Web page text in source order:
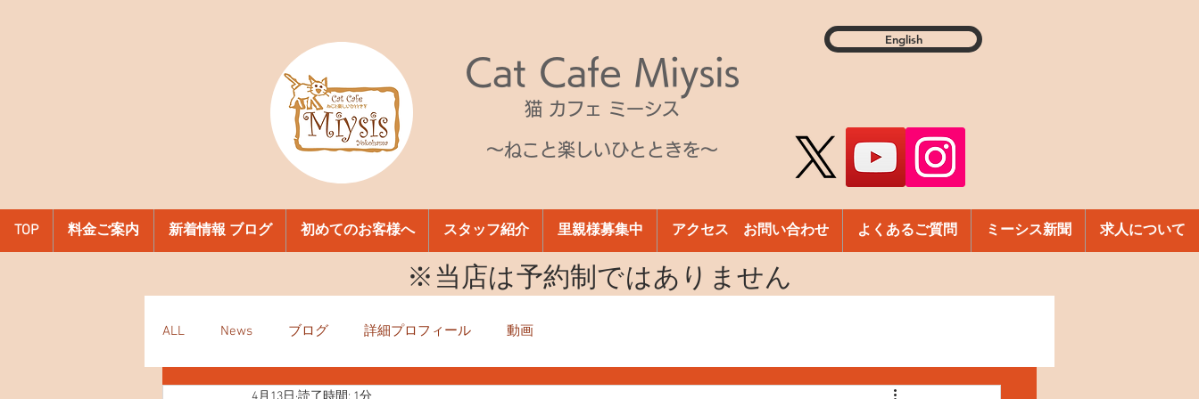
Cat Cafe Miysis
猫 カフェ ミーシス
～ねこと楽しいひとときを～
English
TOP 料金ご案内 新着情報 ブログ 初めてのお客様へ スタッフ紹介 里親様募集中 アクセス お問い合わせ よくあるご質問 ミーシス新聞 求人について
​※当店は予約制ではありません
ALL News ブログ 詳細プロフィール 動画